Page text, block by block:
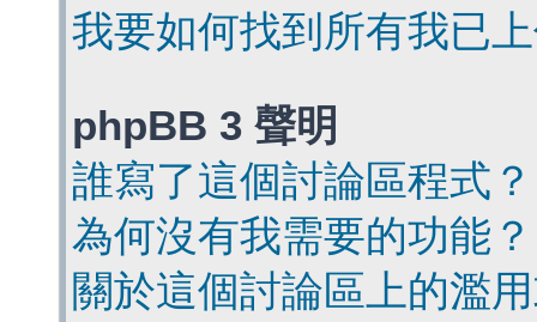
我要如何找到所有我已
phpBB 3 聲明
誰寫了這個討論區程式？
為何沒有我需要的功能？
關於這個討論區上的濫